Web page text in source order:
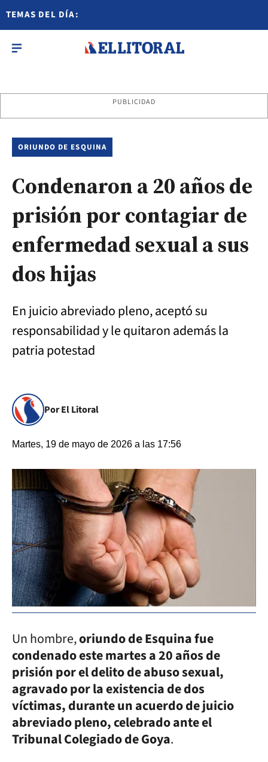
TEMAS DEL DÍA:
PUBLICIDAD
ORIUNDO DE ESQUINA
Condenaron a 20 años de
prisión por contagiar de
enfermedad sexual a sus
dos hijas
En juicio abreviado pleno, aceptó su
responsabilidad y le quitaron además la
patria potestad
Por El Litoral
Martes, 19 de mayo de 2026 a las 17:56
Un hombre,oriundo de Esquina fue
condenado este martes a 20 años de
prisión por el delito de abuso sexual,
agravado por la existencia de dos
víctimas, durante un acuerdo de juicio
abreviado pleno, celebrado ante el
Tribunal Colegiado de Goya.